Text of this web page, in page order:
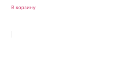
В корзину